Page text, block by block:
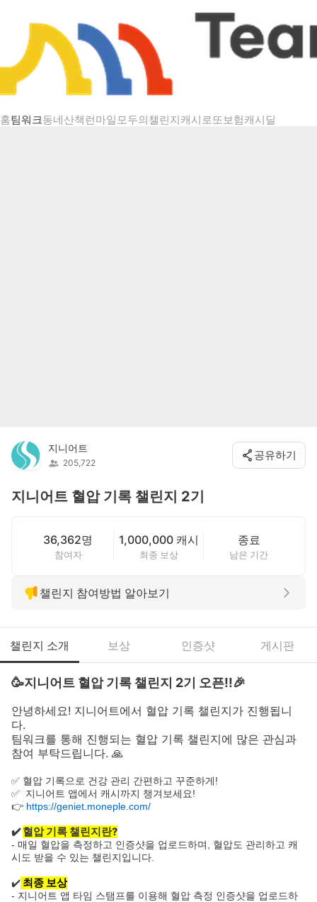
홈팀워크동네산책 런마일모두의챌린지캐시로또보험캐시딜
챌린지 상세
지니어트
205,722
공유하기
지니어트 혈압 기록 챌린지 2기
36,362명
참여자
1,000,000 캐시
최종 보상
종료
남은 기간
챌린지 참여방법 알아보기
챌린지 소개 보상 인증샷 게시판
🥳지니어트 혈압 기록 챌린지 2기 오픈!!🎉
안녕하세요! 지니어트에서 혈압 기록 챌린지가 진행됩니
다.
팀워크를 통해 진행되는 혈압 기록 챌린지에 많은 관심과
참여 부탁드립니다. 🙏
✅ 혈압 기록으로 건강 관리 간편하고 꾸준하게!
✅ 지니어트 앱에서 캐시까지 챙겨보세요!
👉 https://geniet.moneple.com/
✔️혈압 기록 챌린지란?
- 매일 혈압을 측정하고 인증샷을 업로드하며, 혈압도 관리하고 캐
시도 받을 수 있는 챌린지입니다.
✔️ 최종 보상
- 지니어트 앱 타임 스탬프를 이용해 혈압 측정 인증샷을 업로드하